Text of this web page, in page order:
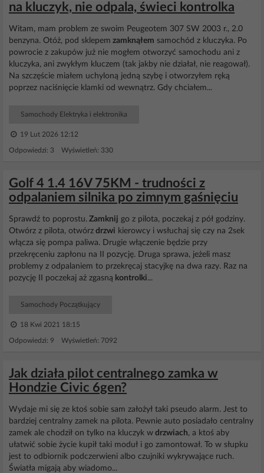
na kluczyk, nie odpala, świeci kontrolka
Witam, mam problem ze swoim Peugeotem 307 SW 2003 r., 2.0
benzyna. Otóż, pod sklepem zamknąłem samochód z kluczyka. Po
powrocie z zakupów już nie mogłem otworzyć samochodu ani z
kluczyka, ani zwykłym kluczem (tak jakby nie działał, nie reagował).
Na szczęście miałem uchyloną jedną szybę i otworzyłem ręką
poprzez naciśnięcie klamki od wewnątrz. Gdy chciałem...
Samochody Elektryka i elektronika
19 Lut 2026 12:12
Odpowiedzi: 3 Wyświetleń: 330
Golf 4 1.4 16V 75KM - trudności z
odpalaniem silnika po zimnym gaśnięciu
Sprawdź to poprostu. Zamknij go z pilota, poczekaj z pół godziny.
Otwórz z pilota, otwórz drzwi kierowcy i wsłuchaj się czy na 2sek
włącza się pompa paliwa. Drugie włączenie będzie przy
przekręceniu zapłonu na II pozycję. Druga sprawa, jeżeli masz
problemy z odpalaniem to przekręcaj stacyjkę na dwa razy. Raz na
pozycję II poczekaj aż zgasną kontrolki...
Samochody Początkujący
18 Kwi 2021 18:15
Odpowiedzi: 9 Wyświetleń: 7092
Jak działa pilot centralnego zamka w
Hondzie Civic 6gen?
Wydaje mi się ze ktoś sobie sam założył taki pseudo alarm. Jest to
bardziej centralny zamek na pilota. Pewnie auto posiadało centralny
zamek ale chodził on tylko na kluczyk w drzwiach, a ktoś aby
ułatwić sobie życie kupił taki moduł i go zamontował. To w słupku
jest to odbiornik podczerwieni albo czujniki wykrywające ruch.
Światła migają aby wiadomo...